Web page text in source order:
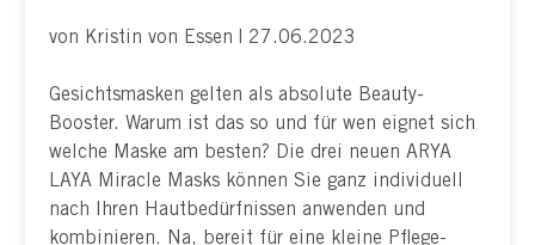
von Kristin von Essen | 27.06.2023
Gesichtsmasken gelten als absolute Beauty-
Booster. Warum ist das so und für wen eignet sich
welche Maske am besten? Die drei neuen ARYA
LAYA Miracle Masks können Sie ganz individuell
nach Ihren Hautbedürfnissen anwenden und
kombinieren. Na, bereit für eine kleine Pflege-